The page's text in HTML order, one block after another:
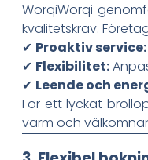
WorqiWorqi
kvalitetskrav.
✔ Proaktiv service:
✔ Flexibilitet:
✔ Leende och
För ett lyckat
varm och